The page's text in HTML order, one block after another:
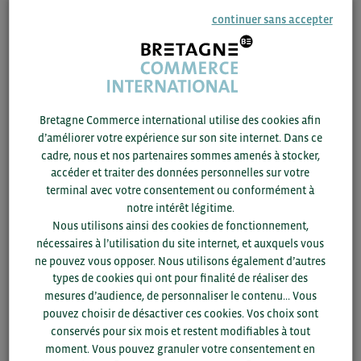
KANTEMIR
Adherent
Adherent
23/06 - 2017
AFU (ATELIER FABRICATION USINAGE)
continuer sans accepter
Bretagne Commerce international utilise des cookies afin
d’améliorer votre expérience sur son site internet. Dans ce
cadre, nous et nos partenaires sommes amenés à stocker,
accéder et traiter des données personnelles sur votre
terminal avec votre consentement ou conformément à
notre intérêt légitime.
Nous utilisons ainsi des cookies de fonctionnement,
nécessaires à l’utilisation du site internet, et auxquels vous
ne pouvez vous opposer. Nous utilisons également d’autres
types de cookies qui ont pour finalité de réaliser des
mesures d’audience, de personnaliser le contenu... Vous
pouvez choisir de désactiver ces cookies. Vos choix sont
conservés pour six mois et restent modifiables à tout
moment. Vous pouvez granuler votre consentement en